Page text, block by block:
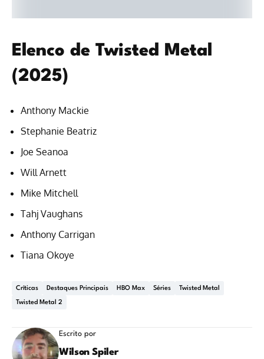
Elenco de Twisted Metal
(2025)
Anthony Mackie
Stephanie Beatriz
Joe Seanoa
Will Arnett
Mike Mitchell
Tahj Vaughans
Anthony Carrigan
Tiana Okoye
Críticas Destaques Principais HBO Max Séries Twisted Metal
Twisted Metal 2
Escrito por
Wilson Spiler